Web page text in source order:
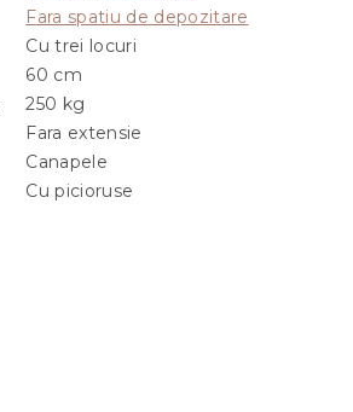
Fara spatiu de depozitare
Cu trei locuri
60 cm
250 kg
Fara extensie
Canapele
Cu picioruse